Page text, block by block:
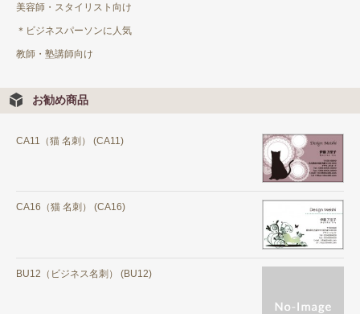
美容師・スタイリスト向け
＊ビジネスパーソンに人気
教師・塾講師向け
お勧め商品
CA11（猫 名刺） (CA11)
CA16（猫 名刺） (CA16)
BU12（ビジネス名刺） (BU12)